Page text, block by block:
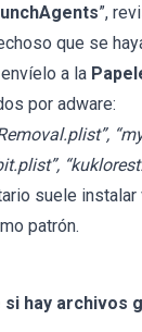
”,
que se
a la
por adware:
suele instalar
patrón.
si hay archivos